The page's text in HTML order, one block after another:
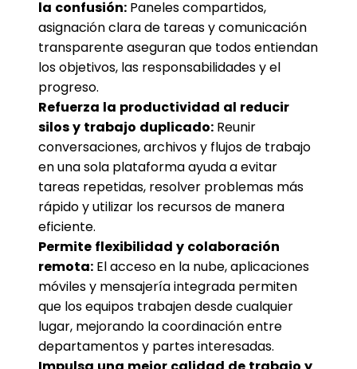
la confusión: Paneles compartidos,
asignación clara de tareas y comunicación
transparente aseguran que todos entiendan
los objetivos, las responsabilidades y el
progreso.
Refuerza la productividad al reducir
silos y trabajo duplicado: Reunir
conversaciones, archivos y flujos de trabajo
en una sola plataforma ayuda a evitar
tareas repetidas, resolver problemas más
rápido y utilizar los recursos de manera
eficiente.
Permite flexibilidad y colaboración
remota: El acceso en la nube, aplicaciones
móviles y mensajería integrada permiten
que los equipos trabajen desde cualquier
lugar, mejorando la coordinación entre
departamentos y partes interesadas.
Impulsa una mejor calidad de trabajo y